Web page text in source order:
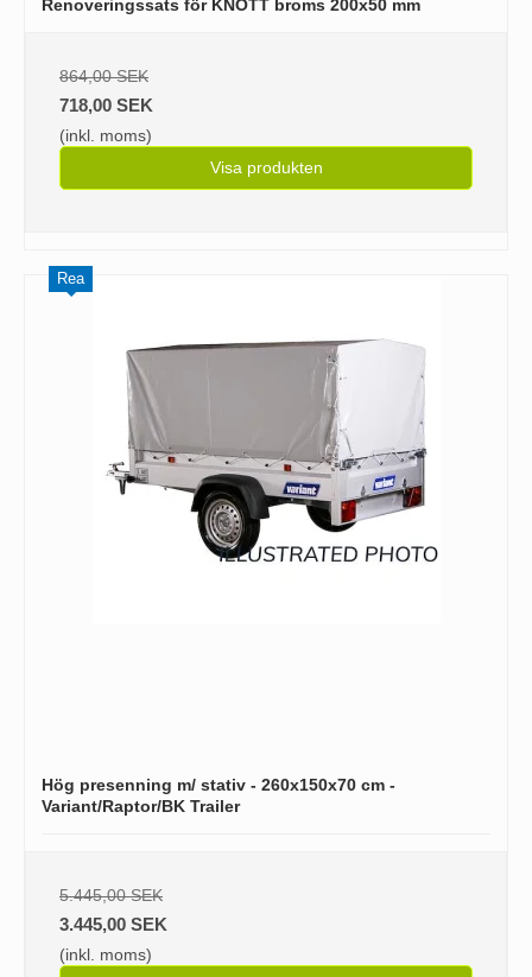
Renoveringssats för KNOTT broms 200x50 mm
864,00 SEK
718,00 SEK
(inkl. moms)
Visa produkten
Rea
Hög presenning m/ stativ - 260x150x70 cm -
Variant/Raptor/BK Trailer
5.445,00 SEK
3.445,00 SEK
(inkl. moms)